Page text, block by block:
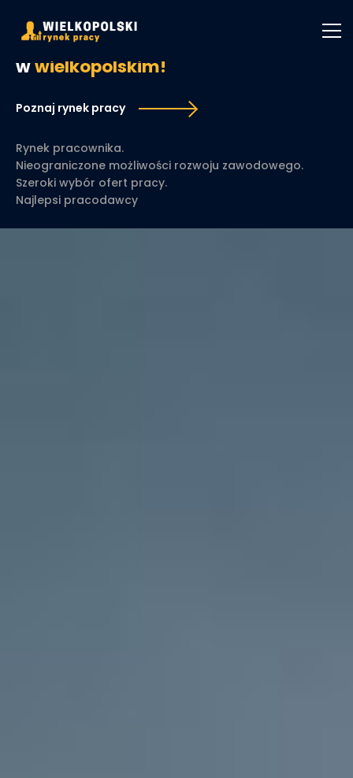
Znajdź
pracę
wwielkopolskim!
Poznaj rynek pracy
Rynek pracownika.
Nieograniczone możliwości rozwoju zawodowego.
Szeroki wybór ofert pracy.
Najlepsi pracodawcy